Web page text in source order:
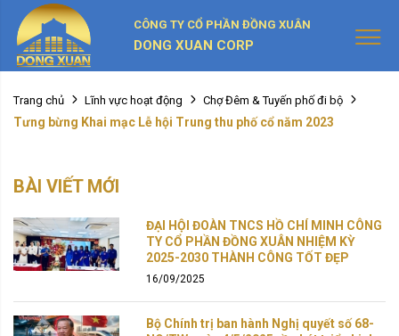
CÔNG TY CỔ PHẦN ĐỒNG XUÂN
DONG XUAN CORP
Trang chủ Lĩnh vực hoạt động Chợ Đêm & Tuyến phố đi bộ
Tưng bừng Khai mạc Lễ hội Trung thu phố cổ năm 2023
BÀI VIẾT MỚI
ĐẠI HỘI ĐOÀN TNCS HỒ CHÍ MINH CÔNG
TY CỔ PHẦN ĐỒNG XUÂN NHIỆM KỲ
2025-2030 THÀNH CÔNG TỐT ĐẸP
16/09/2025
Bộ Chính trị ban hành Nghị quyết số 68-